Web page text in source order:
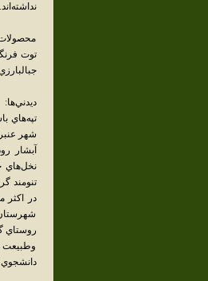
نداشته‌اند.
محصولات
توت
ديدني‌ها:
شهر
آبشار
نخل‌هاي
تنومند
در اکثر
روستاي
وطبيعت
دانشجوي